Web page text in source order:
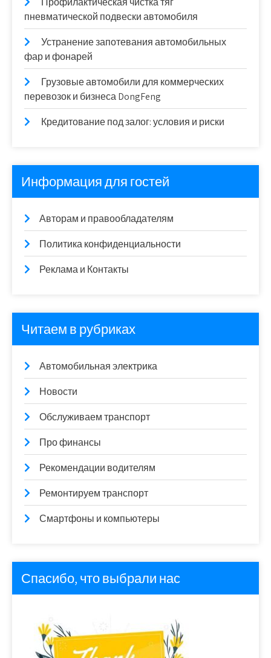
пневматической подвески автомобиля
Устранение запотевания автомобильных
фар и фонарей
Грузовые автомобили для коммерческих
перевозок и бизнеса DongFeng
Кредитование под залог: условия и риски
Информация для гостей
Авторам и правообладателям
Политика конфиденциальности
Реклама и Контакты
Читаем в рубриках
Автомобильная электрика
Новости
Обслуживаем транспорт
Про финансы
Рекомендации водителям
Ремонтируем транспорт
Смартфоны и компьютеры
Спасибо, что выбрали нас